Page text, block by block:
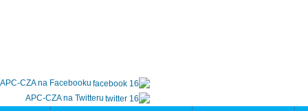
APC-CZA na Facebooku
APC-CZA na Twitteru